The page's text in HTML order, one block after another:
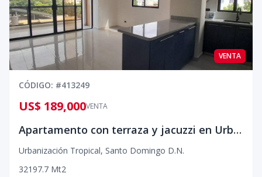
VENTA
CÓDIGO: #413249
VENTA
US$ 189,000
Apartamento con terraza y jacuzzi en Urb. El Tropical
Urbanización Tropical, Santo Domingo D.N.
32197.7 Mt2